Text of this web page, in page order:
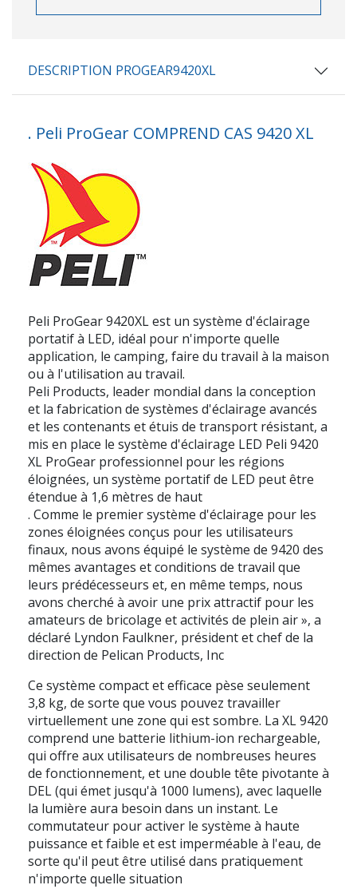
DESCRIPTION PROGEAR9420XL
. Peli ProGear COMPREND CAS 9420 XL
Peli ProGear 9420XLest un système d'éclairage
portatif à LED, idéal pour n'importe quelle
application, le camping, faire du travail à la maison
ou à l'utilisation au travail.
Peli Products, leader mondial dans la conception
et la fabrication de systèmes d'éclairage avancés
et les contenants et étuis de transport résistant, a
mis en place le système d'éclairage LED Peli 9420
XL ProGear professionnel pour les régions
éloignées, un système portatif de LED peut être
étendue à 1,6 mètres de haut
. Comme le premier système d'éclairage pour les
zones éloignées conçus pour les utilisateurs
finaux, nous avons équipé le système de 9420 des
mêmes avantages et conditions de travail que
leurs prédécesseurs et, en même temps, nous
avons cherché à avoir une prix attractif pour les
amateurs de bricolage et activités de plein air », a
déclaré Lyndon Faulkner, président et chef de la
direction de Pelican Products, Inc
Ce système compact et efficace pèse seulement
3,8 kg, de sorte que vous pouvez travailler
virtuellement une zone qui est sombre. La XL 9420
comprend une batterie lithium-ion rechargeable,
qui offre aux utilisateurs de nombreuses heures
de fonctionnement, et une double tête pivotante à
DEL (qui émet jusqu'à 1000 lumens), avec laquelle
la lumière aura besoin dans un instant. Le
commutateur pour activer le système à haute
puissance et faible et est imperméable à l'eau, de
sorte qu'il peut être utilisé dans pratiquement
n'importe quelle situation